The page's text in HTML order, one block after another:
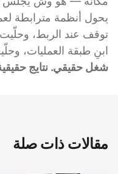
يحول أنظمة مترابطة
توقف عند الربط،
ابنِ طبقة العمليات،
شغل حقيقي. نتايج
مقالات ذات صلة